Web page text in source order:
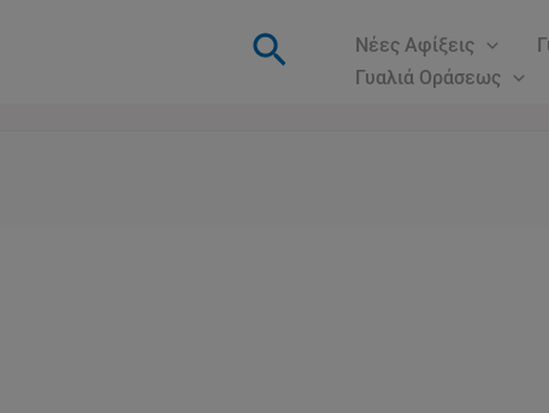
Αναζήτηση
Νέες Αφίξεις
Γυαλιά Οράσεως